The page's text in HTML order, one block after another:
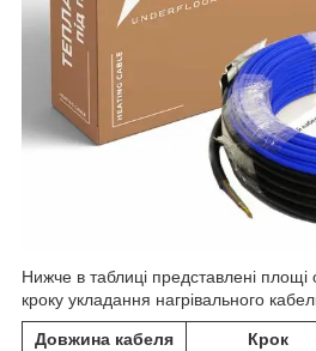
Нижче в таблиці представлені площі
кроку укладання нагрівального
Довжина кабеля
Крок